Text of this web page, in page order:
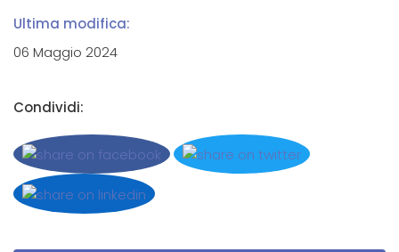
Ultima modifica:
06 Maggio 2024
Condividi: